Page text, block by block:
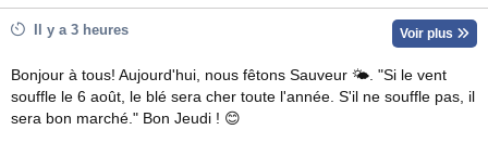
Il y a 3 heures Voir plus
Bonjour à tous! Aujourd'hui, nous fêtons Sauveur 🌤. "Si le vent
souffle le 6 août, le blé sera cher toute l'année. S'il ne souffle pas, il
sera bon marché." Bon Jeudi ! 😊